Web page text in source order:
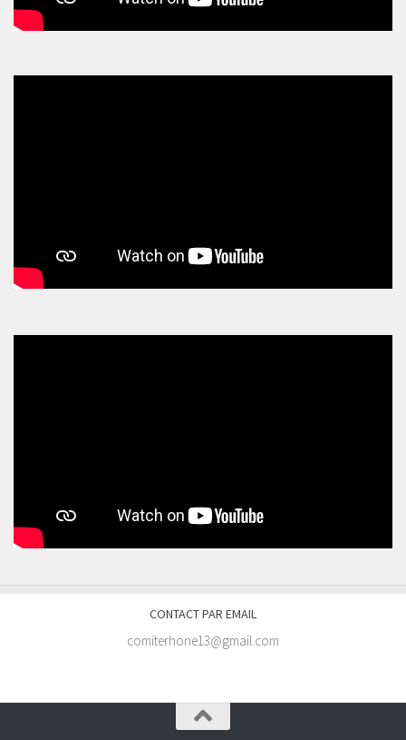
CONTACT PAR EMAIL
comiterhone13@gmail.com